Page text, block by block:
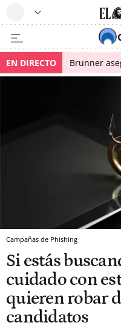
EN DIRECTO Brunner
Campañas de Phishing
Si estás
cuidado con
quieren robar
candidatos